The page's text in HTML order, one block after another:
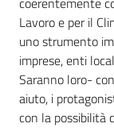
Lavoro e per il
uno strumento
imprese, enti
Saranno loro-
aiuto, i
con la possibilità